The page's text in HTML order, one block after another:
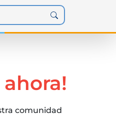
ahora!
comunidad